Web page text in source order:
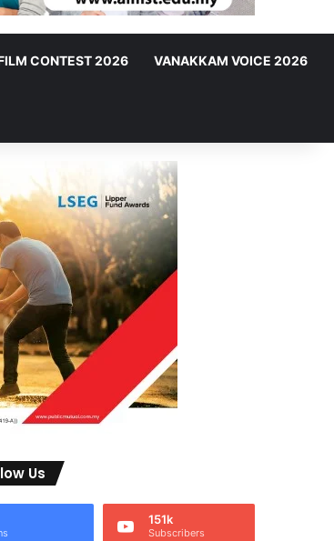
CONTEST 2026 VANAKKAM VOICE 2026
Us
151k
Subscribers